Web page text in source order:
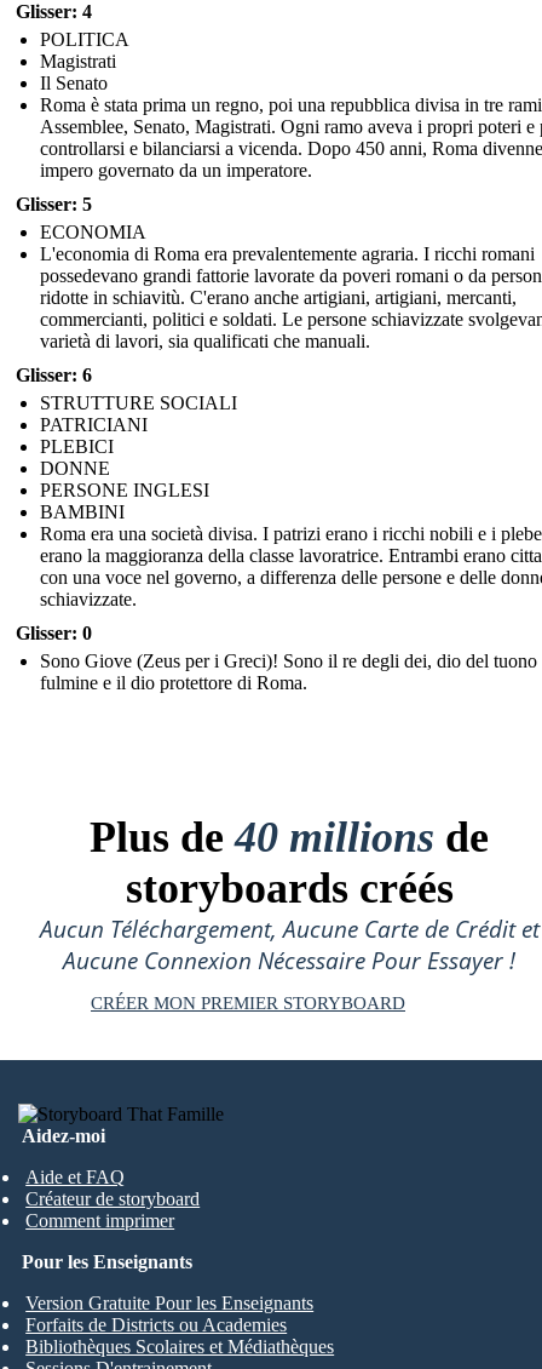
Glisser: 4
POLITICA
Magistrati
Il Senato
Roma è stata prima un regno, poi una repubblica divisa in tre
Assemblee, Senato, Magistrati. Ogni ramo aveva i propri poteri e
controllarsi e bilanciarsi a vicenda. Dopo 450 anni, Roma
impero governato da un imperatore.
Glisser: 5
ECONOMIA
L'economia di Roma era prevalentemente agraria. I ricchi romani
possedevano grandi fattorie lavorate da poveri romani o da
ridotte in schiavitù. C'erano anche artigiani, artigiani, mercanti,
commercianti, politici e soldati. Le persone schiavizzate
varietà di lavori, sia qualificati che manuali.
Glisser: 6
STRUTTURE SOCIALI
PATRICIANI
PLEBICI
DONNE
PERSONE INGLESI
BAMBINI
Roma era una società divisa. I patrizi erano i ricchi nobili e i
erano la maggioranza della classe lavoratrice. Entrambi erano
con una voce nel governo, a differenza delle persone e delle
schiavizzate.
Glisser: 0
Sono Giove (Zeus per i Greci)! Sono il re degli dei, dio del tuono
fulmine e il dio protettore di Roma.
Plus de40 millions de
storyboards créés
Aucun Téléchargement, Aucune Carte de Crédit et
Aucune Connexion Nécessaire Pour Essayer !
CRÉER MON PREMIER STORYBOARD
Aidez-moi
Aide et FAQ
Créateur de storyboard
Comment imprimer
Pour les Enseignants
Version Gratuite Pour les Enseignants
Forfaits de Districts ou Academies
Bibliothèques Scolaires et Médiathèques